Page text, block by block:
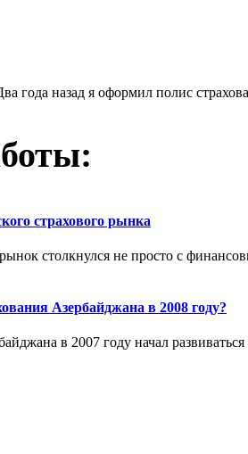
года назад я оформил полис
страхового рынка
столкнулся не просто с
Азербайджана в 2008 году?
в 2007 году начал